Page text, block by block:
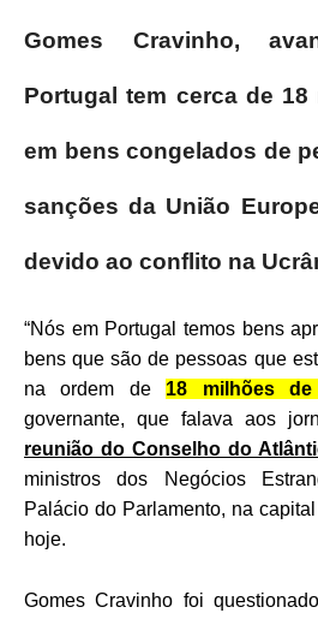
Gomes Cravinho,
Portugal tem cerca de
em bens congelados de
sanções da União
devido ao conflito na
“Nós em Portugal temos bens
bens que são de pessoas que
na ordem de 18 milhões de
governante, que falava aos
reunião do Conselho do
ministros dos Negócios
Palácio do Parlamento, na
hoje.
Gomes Cravinho foi